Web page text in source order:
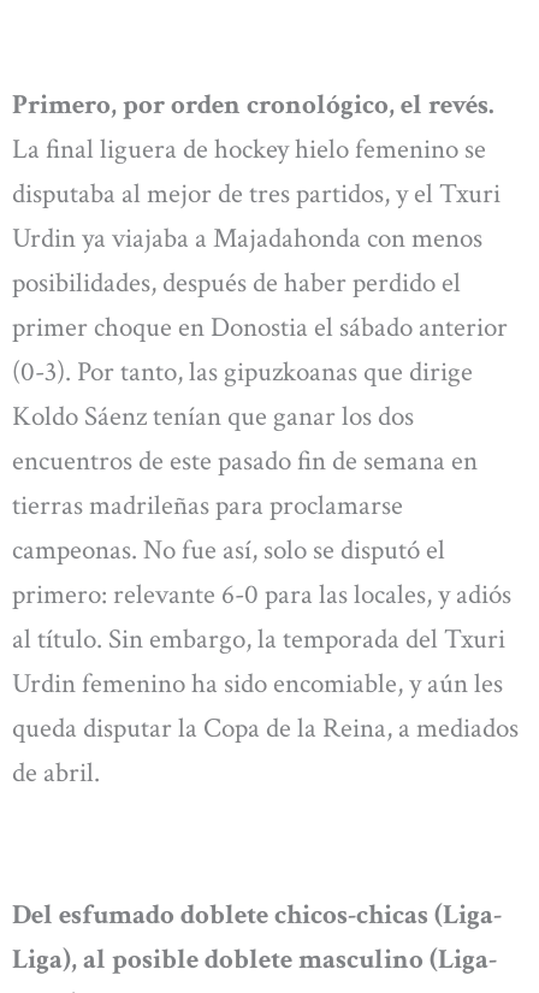
Primero, por orden cronológico, el revés.
La final liguera de hockey hielo femenino se
disputaba al mejor de tres partidos, y el Txuri
Urdin ya viajaba a Majadahonda con menos
posibilidades, después de haber perdido el
primer choque en Donostia el sábado anterior
(0-3). Por tanto, las gipuzkoanas que dirige
Koldo Sáenz tenían que ganar los dos
encuentros de este pasado fin de semana en
tierras madrileñas para proclamarse
campeonas. No fue así, solo se disputó el
primero: relevante 6-0 para las locales, y adiós
al título. Sin embargo, la temporada del Txuri
Urdin femenino ha sido encomiable, y aún les
queda disputar la Copa de la Reina, a mediados
de abril.
Del esfumado doblete chicos-chicas (Liga-
Liga), al posible doblete masculino (Liga-